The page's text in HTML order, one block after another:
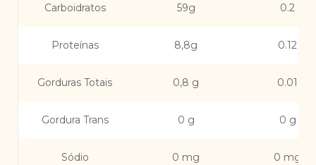
Carboidratos 59g 0.2
Proteínas 8,8g 0.12
Gorduras Totais 0,8 g 0.01
Gordura Trans 0 g 0 g
Sódio 0 mg 0 mg